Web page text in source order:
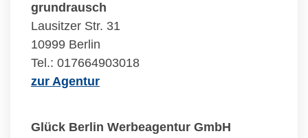
grundrausch
Lausitzer Str. 31
10999 Berlin
Tel.: 017664903018
zur Agentur
Glück Berlin Werbeagentur GmbH